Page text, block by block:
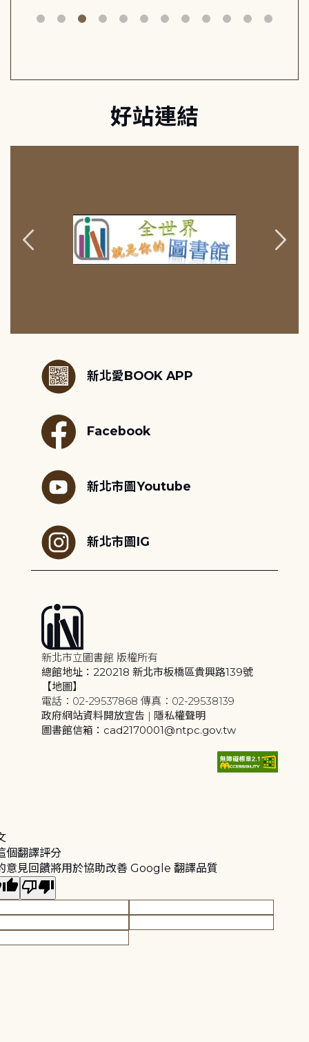
好站連結
新北愛BOOK APP
Facebook
新北市圖Youtube
新北市圖IG
新北市立圖書館 版權所有
總館地址：220218 新北市板橋區貴興路139號
【地圖】
電話：02-29537868 傳真：02-29538139
政府網站資料開放宣告 | 隱私權聲明
圖書館信箱：cad2170001@ntpc.gov.tw
個翻譯評分
意見回饋將用於協助改善 Google 翻譯品質